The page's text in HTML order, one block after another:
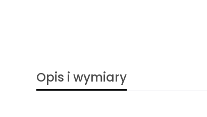
Opis i wymiary